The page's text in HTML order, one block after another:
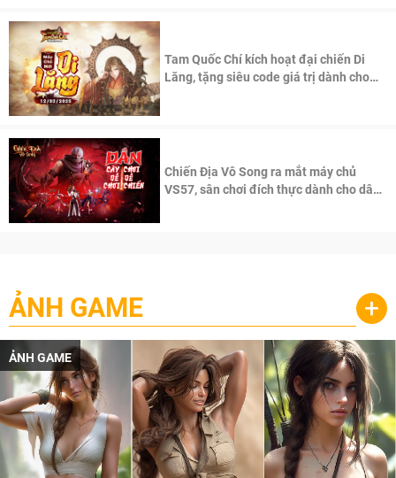
Tam Quốc Chí kích hoạt đại chiến Di
Lăng, tặng siêu code giá trị dành cho
Chiến Địa Vô Song ra mắt máy chủ
VS57, sân chơi đích thực dành cho dân
ẢNH GAME +
ẢNH GAME